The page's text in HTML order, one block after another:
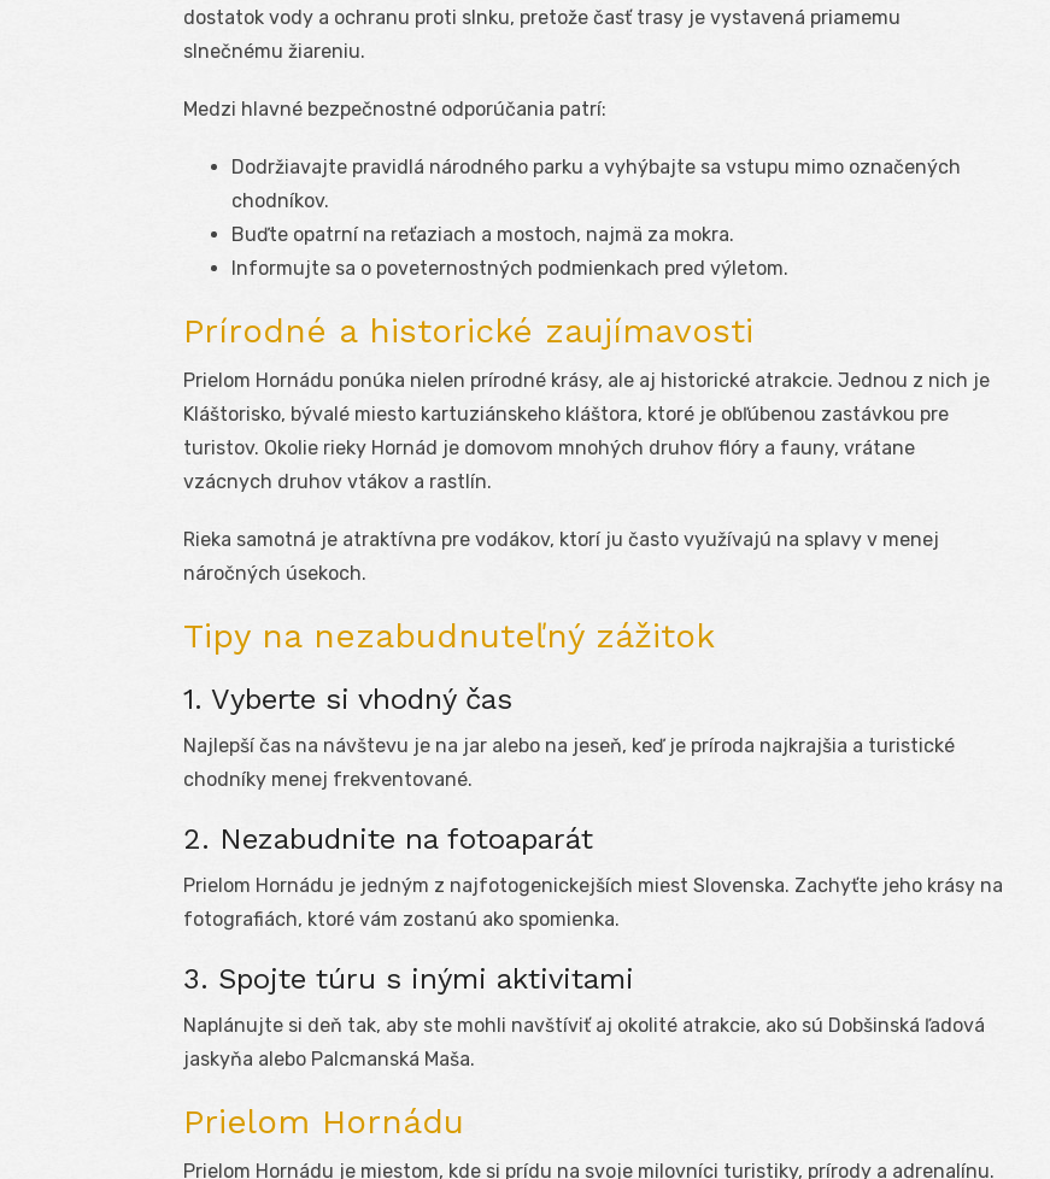
dostatok vody a ochranu proti slnku, pretože časť trasy je vystavená priamemu
slnečnému žiareniu.
Medzi hlavné bezpečnostné odporúčania patrí:
Dodržiavajte pravidlá národného parku a vyhýbajte sa vstupu mimo označených
chodníkov.
Buďte opatrní na reťaziach a mostoch, najmä za mokra.
Informujte sa o poveternostných podmienkach pred výletom.
Prírodné a historické zaujímavosti
Prielom Hornádu ponúka nielen prírodné krásy, ale aj historické atrakcie. Jednou z nich je
Kláštorisko, bývalé miesto kartuziánskeho kláštora, ktoré je obľúbenou zastávkou pre
turistov. Okolie rieky Hornád je domovom mnohých druhov flóry a fauny, vrátane
vzácnych druhov vtákov a rastlín.
Rieka samotná je atraktívna pre vodákov, ktorí ju často využívajú na splavy v menej
náročných úsekoch.
Tipy na nezabudnuteľný zážitok
1. Vyberte si vhodný čas
Najlepší čas na návštevu je na jar alebo na jeseň, keď je príroda najkrajšia a turistické
chodníky menej frekventované.
2. Nezabudnite na fotoaparát
Prielom Hornádu je jedným z najfotogenickejších miest Slovenska. Zachyťte jeho krásy na
fotografiách, ktoré vám zostanú ako spomienka.
3. Spojte túru s inými aktivitami
Naplánujte si deň tak, aby ste mohli navštíviť aj okolité atrakcie, ako sú Dobšinská ľadová
jaskyňa alebo Palcmanská Maša.
Prielom Hornádu
Prielom Hornádu je miestom, kde si prídu na svoje milovníci turistiky, prírody a adrenalínu.